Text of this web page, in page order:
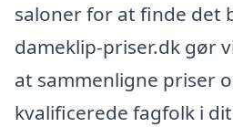
saloner for at finde det
dameklip-priser.dk gør
at sammenligne priser
kvalificerede fagfolk i